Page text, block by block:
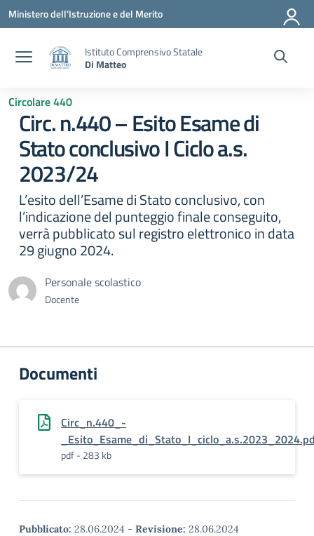
Vai ai contenuti
Vai al menu di navigazione
Vai al footer
Ministero dell'Istruzione e del Merito
Istituto Comprensivo Statale
Di Matteo
Circolare 440
Circ. n.440 – Esito Esame di
Stato conclusivo I Ciclo a.s.
2023/24
L’esito dell’Esame di Stato conclusivo, con
l’indicazione del punteggio finale conseguito,
verrà pubblicato sul registro elettronico in data
29 giugno 2024.
Personale scolastico
Docente
Documenti
Circ_n.440_-
pdf - 283 kb
Pubblicato: 28.06.2024 - Revisione: 28.06.2024